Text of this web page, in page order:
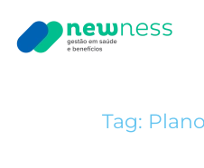
Skip to main content
Tag: